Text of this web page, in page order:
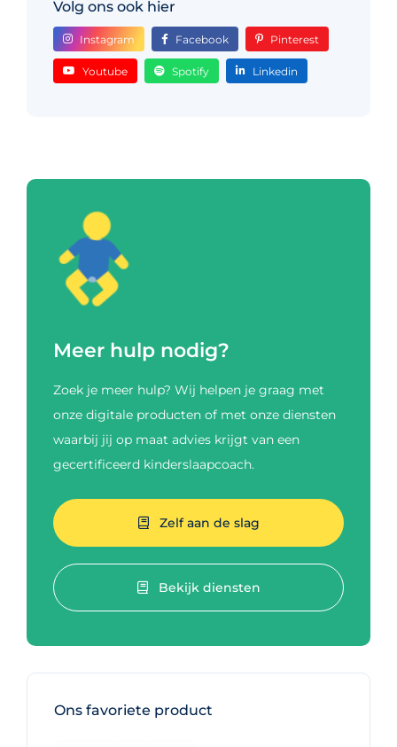
Volg ons ook hier
Instagram Facebook Pinterest
Youtube Spotify Linkedin
Meer hulp nodig?
Zoek je meer hulp? Wij helpen je graag met
onze digitale producten of met onze diensten
waarbij jij op maat advies krijgt van een
gecertificeerd kinderslaapcoach.
Zelf aan de slag
Bekijk diensten
Ons favoriete product